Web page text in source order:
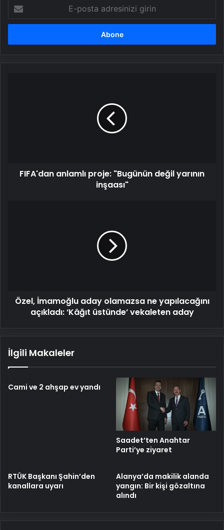
posta
adresinizi
FIFA'dan anlamlı proje: "Bugünün değil yarının
inşaası"
vekaleten
Özel, İmamoğlu aday olamazsa ne yapılacağını
açıkladı: ‘Kâğıt üstünde’ vekaleten aday
İlgili Makaleler
Cami ve 2 ahşap ev yandı
Saadet’ten Anahtar
Parti’ye ziyaret
RTÜK Başkanı Şahin’den
kanallara uyarı
Alanya’da makilik alanda
yangın: Bir kişi gözaltına
alındı